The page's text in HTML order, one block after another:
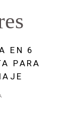
EN 6
PARA